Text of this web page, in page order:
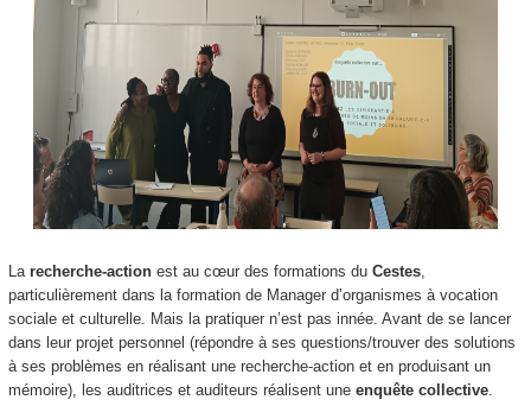
La recherche-actionest au cœur des formations du Cestes,
particulièrement dans la formation de Manager d’organismes à vocation
sociale et culturelle. Mais la pratiquer n’est pas innée. Avant de se lancer
dans leur projet personnel (répondre à ses questions/trouver des solutions
à ses problèmes en réalisant une recherche-action et en produisant un
mémoire), les auditrices et auditeurs réalisent une enquête collective.